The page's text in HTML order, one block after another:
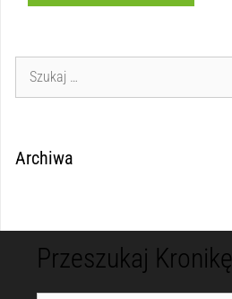
Archiwa
Przeszukaj Kronikę